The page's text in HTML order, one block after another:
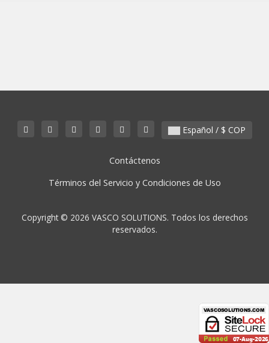
Español / $ COP
Contáctenos
Términos del Servicio y Condiciones de Uso
Copyright © 2026 VASCO SOLUTIONS. Todos los derechos
reservados.